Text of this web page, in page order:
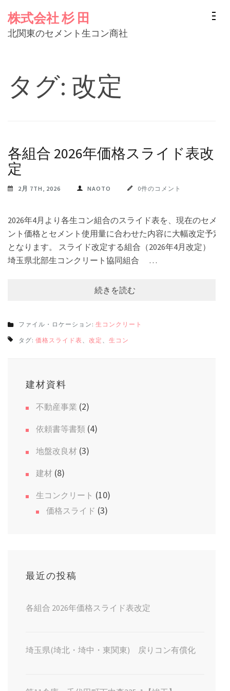
(Enter
株式会社 杉 田
北関東のセメント生コン商社
タグ: 改定
各組合 2026年価格スライド表改
定
2月 7TH, 2026 NAOTO 0件のコメント
2026年4月より各生コン組合のスライド表を、現在のセメ
ント価格とセメント使用量に合わせた内容に大幅改定予定
となります。 スライド改定する組合（2026年4月改定）
埼玉県北部生コンクリート協同組合 …
続きを読む
ファイル・ロケーション: 生コンクリート
タグ: 価格スライド表、 改定 、 生コン
建材資料
不動産事業 (2)
依頼書等書類 (4)
地盤改良材 (3)
建材 (8)
生コンクリート (10)
価格スライド (3)
最近の投稿
各組合 2026年価格スライド表改定
埼玉県(埼北・埼中・東関東) 戻りコン有償化